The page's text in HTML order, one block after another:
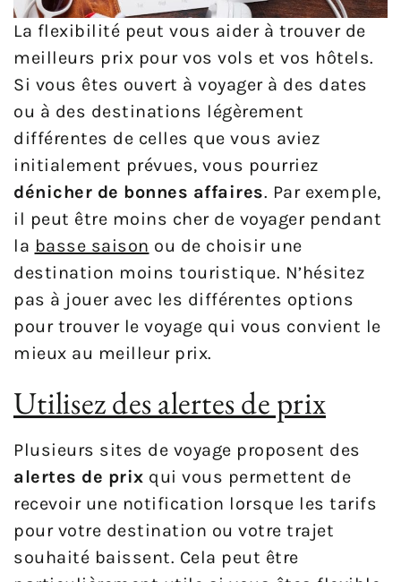
La flexibilité peut vous aider à trouver de
meilleurs prix pour vos vols et vos hôtels.
Si vous êtes ouvert à voyager à des dates
ou à des destinations légèrement
différentes de celles que vous aviez
initialement prévues, vous pourriez
dénicher de bonnes affaires. Par exemple,
il peut être moins cher de voyager pendant
la basse saison ou de choisir une
destination moins touristique. N’hésitez
pas à jouer avec les différentes options
pour trouver le voyage qui vous convient le
mieux au meilleur prix.
Utilisez des alertes de prix
Plusieurs sites de voyage proposent des
alertes de prix qui vous permettent de
recevoir une notification lorsque les tarifs
pour votre destination ou votre trajet
souhaité baissent. Cela peut être